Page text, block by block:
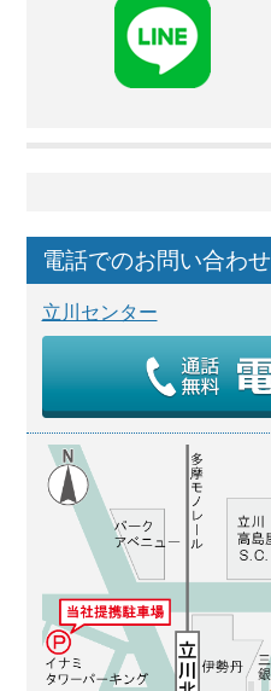
電話でのお問い合わせ
立川センター